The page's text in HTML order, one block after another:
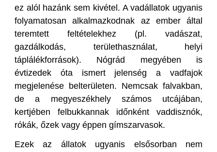
ez alól hazánk sem kivétel. A vadállatok ugyanis
folyamatosan alkalmazkodnak az ember által
teremtett feltételekhez (pl. vadászat,
gazdálkodás, területhasználat, helyi
táplálékforrások). Nógrád megyében is
évtizedek óta ismert jelenség a vadfajok
megjelenése belterületen. Nemcsak falvakban,
de a megyeszékhely számos utcájában,
kertjében felbukkannak időnként vaddisznók,
rókák, őzek vagy éppen gímszarvasok.
Ezek az állatok ugyanis elsősorban nem